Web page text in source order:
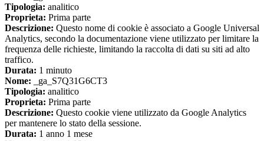
Tipologia: analitico
Proprieta: Prima parte
Descrizione: Questo nome di cookie è associato a Google Universal
Analytics, secondo la documentazione viene utilizzato per limitare la
frequenza delle richieste, limitando la raccolta di dati su siti ad alto
traffico.
Durata: 1 minuto
Nome: _ga_S7Q31G6CT3
Tipologia: analitico
Proprieta: Prima parte
Descrizione: Questo cookie viene utilizzato da Google Analytics
per mantenere lo stato della sessione.
Durata: 1 anno 1 mese